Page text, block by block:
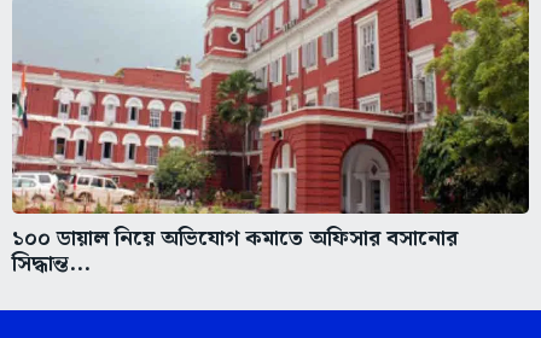
১০০ ডায়াল নিয়ে অভিযোগ কমাতে অফিসার বসানোর
সিদ্ধান্ত...